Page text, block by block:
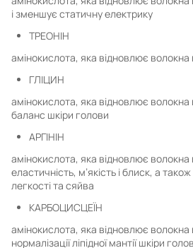
і зменшує статичну електрику
ТРЕОНІН
амінокислота, яка відновлює волокна
ГЛІЦИН
амінокислота, яка відновлює волокна
баланс шкіри голови
АРГІНІН
амінокислота, яка відновлює
еластичність, м’якість і блиск, а
легкості та сяйва
КАРБОЦИСЦЕЇН
амінокислота, яка відновлює
нормалізації ліпідної мантії шкіри